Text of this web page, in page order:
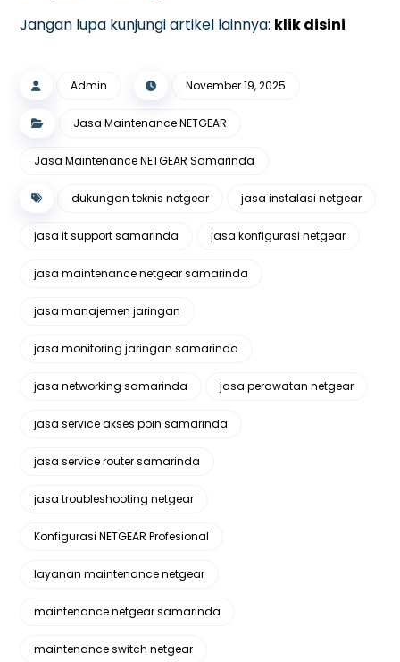
Jangan lupa kunjungi artikel lainnya: klik disini
Admin November 19, 2025
Jasa Maintenance NETGEAR
Jasa Maintenance NETGEAR Samarinda
dukungan teknis netgear jasa instalasi netgear
jasa it support samarinda jasa konfigurasi netgear
jasa maintenance netgear samarinda
jasa manajemen jaringan
jasa monitoring jaringan samarinda
jasa networking samarinda jasa perawatan netgear
jasa service akses poin samarinda
jasa service router samarinda
jasa troubleshooting netgear
Konfigurasi NETGEAR Profesional
layanan maintenance netgear
maintenance netgear samarinda
maintenance switch netgear